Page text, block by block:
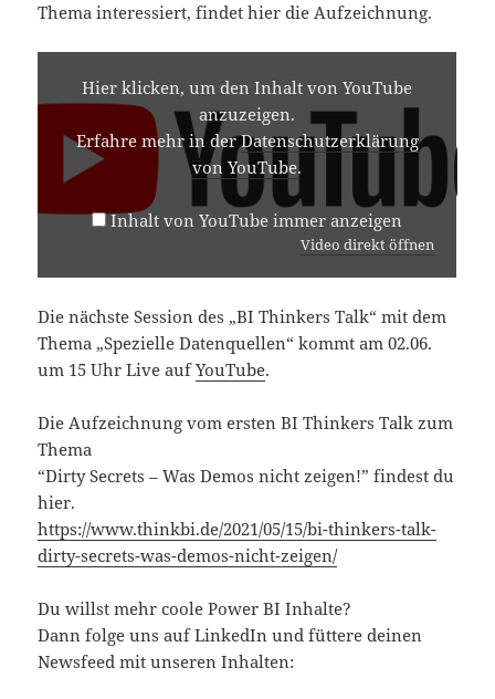
Thema interessiert, findet hier die Aufzeichnung.
YOUTUBEHier klicken, um den Inhalt von YouTube
anzuzeigen.
Erfahre mehr in derDatenschutzerklärung
von YouTube.
Inhalt von YouTube immer anzeigen
Video direkt öffnen
Die nächste Session des „BI Thinkers Talk“ mit dem
Thema „Spezielle Datenquellen“ kommt am 02.06.
um 15 Uhr Live aufYouTube.
Die Aufzeichnung vom ersten BI Thinkers Talk zum
Thema
“Dirty Secrets – Was Demos nicht zeigen!” findest du
hier.
https://www.thinkbi.de/2021/05/15/bi-thinkers-talk-
dirty-secrets-was-demos-nicht-zeigen/
Du willst mehr coole Power BI Inhalte?
Dann folge uns auf LinkedIn und füttere deinen
Newsfeed mit unseren Inhalten: